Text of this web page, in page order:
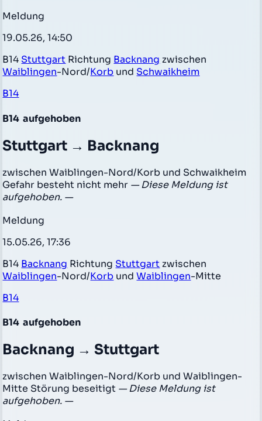
Meldung
19.05.26, 14:50
B14 Stuttgart Richtung Backnang zwischen
Waiblingen-Nord/Korb und Schwaikheim
B14
B14 aufgehoben
Stuttgart → Backnang
zwischen Waiblingen-Nord/Korb und Schwaikheim
Gefahr besteht nicht mehr — Diese Meldung ist
aufgehoben. —
Meldung
15.05.26, 17:36
B14 Backnang Richtung Stuttgart zwischen
Waiblingen-Nord/Korb undWaiblingen-Mitte
B14
B14 aufgehoben
Backnang → Stuttgart
zwischen Waiblingen-Nord/Korb und Waiblingen-
Mitte Störung beseitigt — Diese Meldung ist
aufgehoben. —